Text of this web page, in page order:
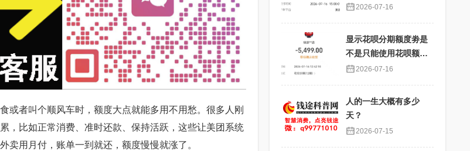
或者叫个顺风车时，额度大点就能多用不用愁。很多人刚
，比如正常消费、准时还款、保持活跃，这些让美团系统
卖用月付，账单一到就还，额度慢慢就涨了。
核销提现秒到账
2026-07-16
显示花呗分期额度劵是
不是只能使用花呗额度
分期才能使用？提现过
2026-07-16
人的一生大概有多少
天？
2026-07-15